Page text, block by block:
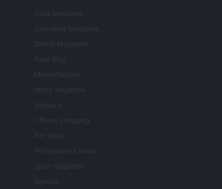
Casa Magazine
Cineverse Magazine
Donne Magazine
Food Blog
Milano Notizie
Motor Magazine
Notizie.it
Offerte Shopping
Pet Story
Professione Lavoro
Sport Magazine
Style24